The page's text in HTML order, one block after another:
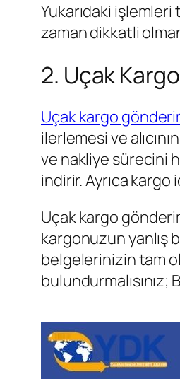
Yukarıdaki
zaman dikkatli
2. Uçak
Uçak kargo
ilerlemesi ve
ve nakliye sürecini
indirir. Ayrıca kargo
Uçak kargo
kargonuzun yanlış
belgelerinizin tam
bulundurmalısınız;